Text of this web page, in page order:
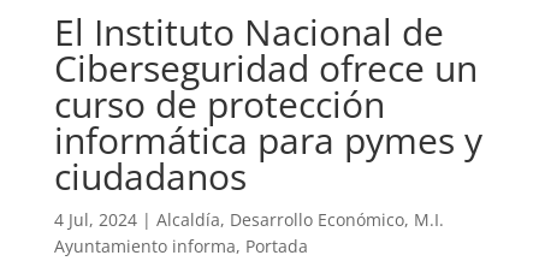
El Instituto Nacional de
Ciberseguridad ofrece un
curso de protección
informática para pymes y
ciudadanos
4 Jul, 2024| Alcaldía, Desarrollo Económico, M.I.
Ayuntamiento informa, Portada